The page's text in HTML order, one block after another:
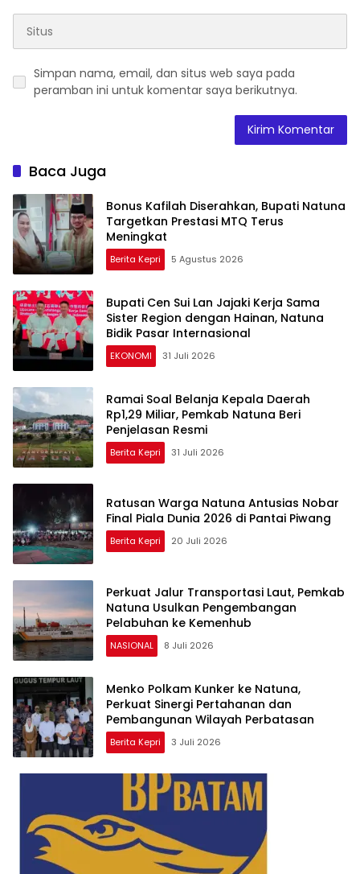
Simpan nama, email, dan situs web saya pada
peramban ini untuk komentar saya berikutnya.
Baca Juga
Bonus Kafilah Diserahkan, Bupati Natuna
Targetkan Prestasi MTQ Terus
Meningkat
Berita Kepri 5 Agustus 2026
Bupati Cen Sui Lan Jajaki Kerja Sama
Sister Region dengan Hainan, Natuna
Bidik Pasar Internasional
EKONOMI 31 Juli 2026
Ramai Soal Belanja Kepala Daerah
Rp1,29 Miliar, Pemkab Natuna Beri
Penjelasan Resmi
Berita Kepri 31 Juli 2026
Ratusan Warga Natuna Antusias Nobar
Final Piala Dunia 2026 di Pantai Piwang
Berita Kepri 20 Juli 2026
Perkuat Jalur Transportasi Laut, Pemkab
Natuna Usulkan Pengembangan
Pelabuhan ke Kemenhub
NASIONAL 8 Juli 2026
Menko Polkam Kunker ke Natuna,
Perkuat Sinergi Pertahanan dan
Pembangunan Wilayah Perbatasan
Berita Kepri 3 Juli 2026